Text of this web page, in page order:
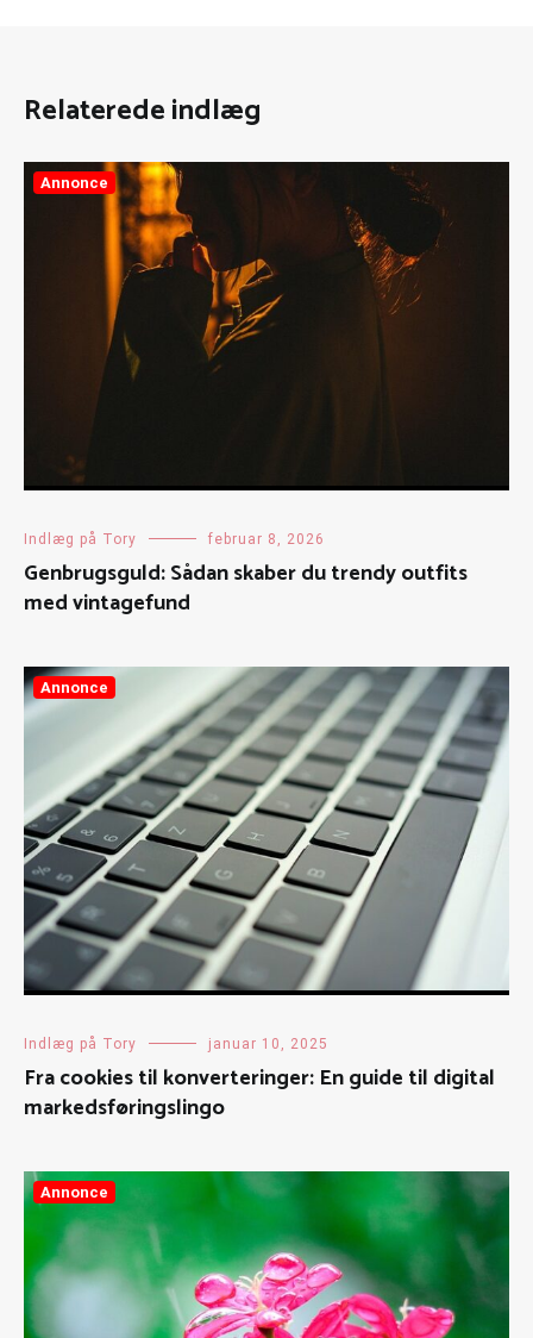
Relaterede indlæg
Annonce
Indlæg på Tory februar 8, 2026
Genbrugsguld: Sådan skaber du trendy outfits
med vintagefund
Annonce
Indlæg på Tory januar 10, 2025
Fra cookies til konverteringer: En guide til digital
markedsføringslingo
Annonce